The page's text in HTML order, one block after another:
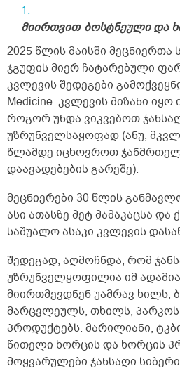
ვასრულებ საკმაოდ რთულ
სამუშაოებს. ასეთი
ბავშვობიდანაც, ახლაც
დიდი რაოდენობით
საჭმელებს, რა თქმა
სამჯერ, იშვიათად ოთხჯერ
ზოგიერთს თუ რაღაც
ჰყოფნის, მე იმავე
ხოლმე დიდი
ბოსტნეულიც ძალიან
ჩირებიც; ერთ ჭამაზე
ხილს 1 კილოს მაინც
განმავლობაში შეიძლება
10 საშუალო ბანანიც
ატამი, 10 საშუალო
ბოსტნეულსაც საკმაოდ
მონელების პრობლემა
მაწუხებს. მაინტერესებს,
ჩემს შემთხვევაში კარგის
ამდენი ხილის მირთმევა
ჯანმრთელობისთვის
მე თავს ძალიან კარგად
ენერგიულადაც. თქვენი
</p>
მიირთვით ბოსტნეული და
2025 წლის მაისში
ჯგუფის მიერ ჩატარებული
კვლევის შედეგები
Medicine. კვლევის მიზანი იყო
როგორ უნდა ვიკვებოთ
უზრუნველსაყოფად (ანუ,
წლამდე იცხოვროთ
დაავადებების გარეშე).
მეცნიერები 30 წლის
ასი ათასზე მეტ მამაკაცსა
საშუალო ასაკი კვლევის
შედეგად, აღმოჩნდა, რომ
უზრუნველყოფილია იმ
მიირთმევდნენ უამრავ ხილს,
მარცვლეულს, თხილს,
პროდუქტებს. მარილიანი,
წითელი ხორცის და ხორცის
მოყვარულები ჯანსაღი